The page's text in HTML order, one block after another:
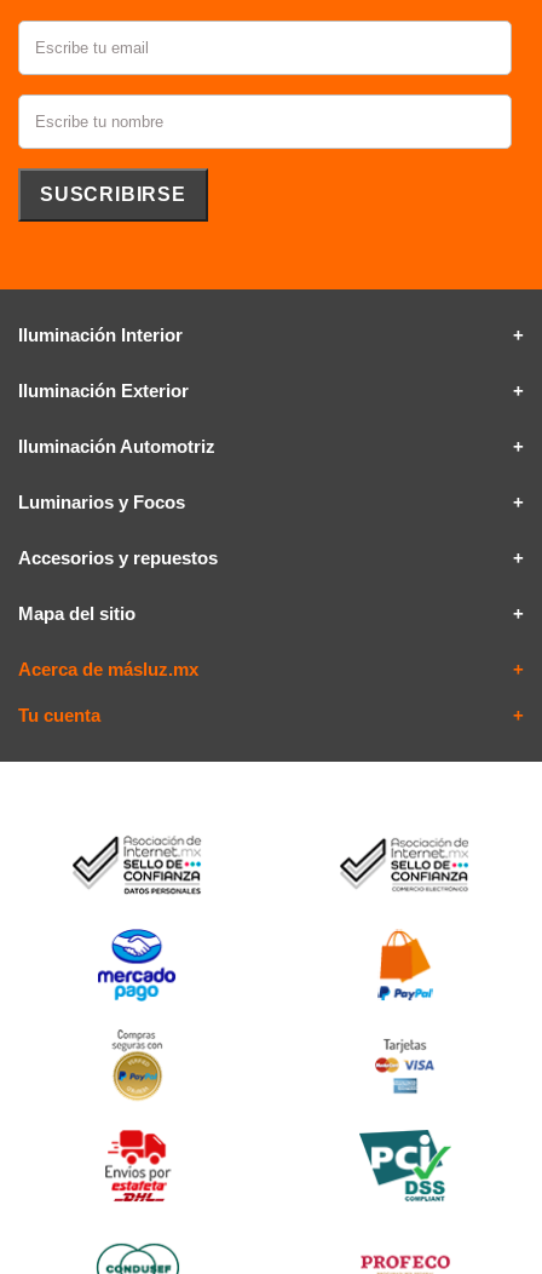
Iluminación Interior
Iluminación Exterior
Iluminación Automotriz
Luminarios y Focos
Accesorios y repuestos
Mapa del sitio
Acerca de másluz.mx
Tu cuenta